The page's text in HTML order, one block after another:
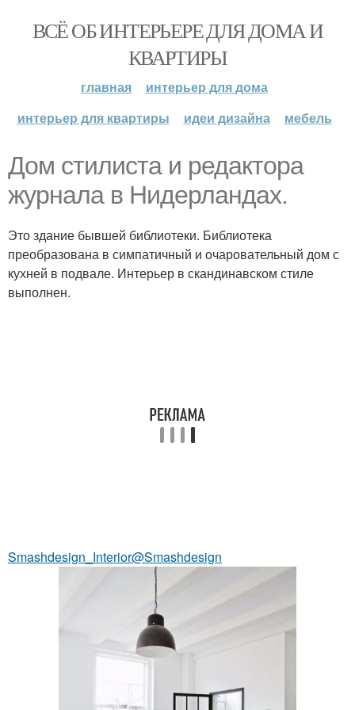
ВСЁ ОБ ИНТЕРЬЕРЕ ДЛЯ ДОМА И
КВАРТИРЫ
главная
интерьер для дома
интерьер для квартиры
идеи дизайна мебель
Дом стилиста и редактора
журнала в Нидерландах.
Это здание бывшей библиотеки. Библиотека
преобразована в симпатичный и очаровательный дом с
кухней в подвале. Интерьер в скандинавском стиле
выполнен.
Smashdesign_Interior@Smashdesign